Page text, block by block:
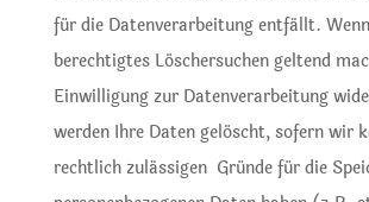
für die Datenverarbeitung entfällt.
berechtigtes Löschersuchen geltend
Einwilligung zur Datenverarbeitung
werden Ihre Daten gelöscht, sofern wir
rechtlich zulässigen Gründe für die